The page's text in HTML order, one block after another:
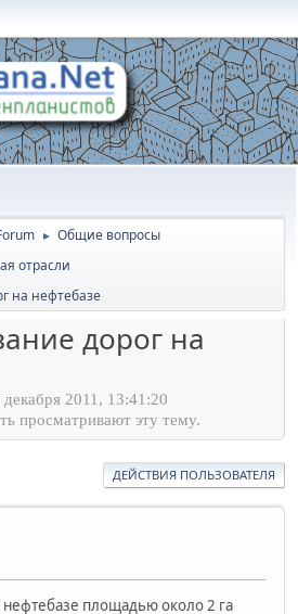
► Общие вопросы
отрасли
на нефтебазе
дорог на
2011, 13:41:20
просматривают эту тему.
ДЕЙСТВИЯ ПОЛЬЗОВАТЕЛЯ
площадью около 2 га